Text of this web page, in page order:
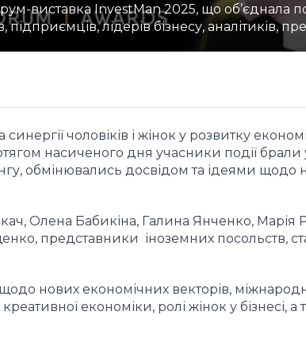
виставка InvestMan 2025, що об’єднала
лідерів бізнесу, аналітиків,
чоловіків і жінок у розвитку
насиченого дня учасники події брали
обмінювались досвідом та ідеями щодо
Олена Бабикіна, Галина Янченко, Марія
представники іноземних посольств,
нових економічних векторів,
економіки, ролі жінок у бізнесі,